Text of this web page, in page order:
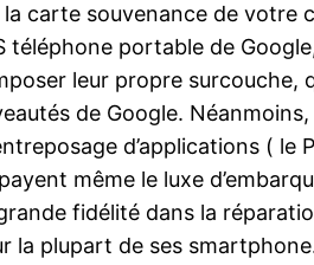
carte souvenance de votre
portable de
leur propre surcouche,
de Google.
d’applications ( le
même le luxe
fidélité dans la
plupart de ses